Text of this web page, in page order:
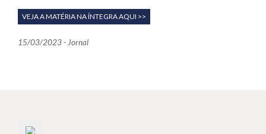
VEJA A MATÉRIA NA ÍNTEGRA AQUI >>
15/03/2023 - Jornal